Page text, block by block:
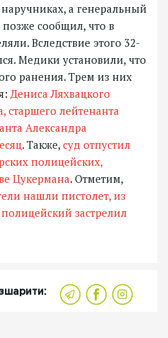
а генеральный
сообщил, что в
Вследствие этого 32-
Медики установили, что
ранения. Трем из них
Дениса Ляхвацкого
старшего лейтенанта
Александра
. Также, суд отпустил
полицейских,
Цукермана. Отметим,
нашли пистолет, из
застрелил